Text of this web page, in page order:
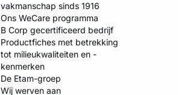
vakmanschap sinds 1916
Ons WeCare programma
B Corp gecertificeerd bedrijf
Productfiches met betrekking
tot milieukwaliteiten en -
kenmerken
De Etam-groep
Wij werven aan